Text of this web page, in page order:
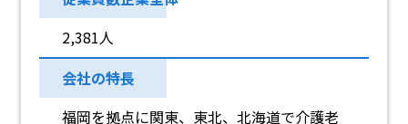
2,381人
会社の特長
福岡を拠点に関東、東北、北海道で介護老